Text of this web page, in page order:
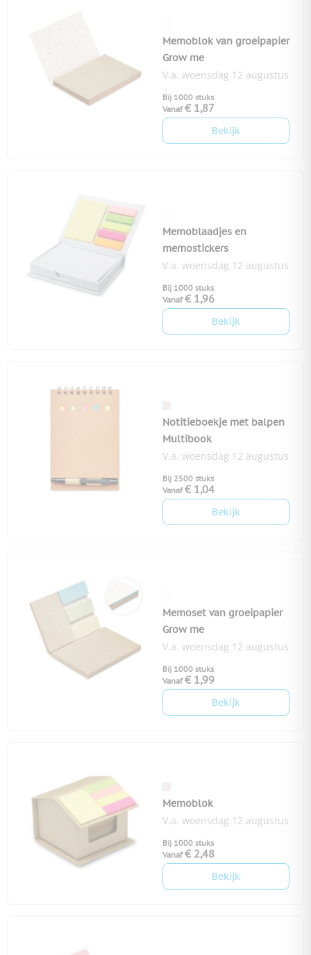
Memoblok van groeipapier
Grow me
V.a. woensdag 12 augustus
Bij 1000 stuks
Vanaf € 1,87
Bekijk
Memoblaadjes en
memostickers
V.a. woensdag 12 augustus
Bij 1000 stuks
Vanaf € 1,96
Bekijk
Notitieboekje met balpen
Multibook
V.a. woensdag 12 augustus
Bij 2500 stuks
Vanaf € 1,04
Bekijk
Memoset van groeipapier
Grow me
V.a. woensdag 12 augustus
Bij 1000 stuks
Vanaf € 1,99
Bekijk
Memoblok
V.a. woensdag 12 augustus
Bij 1000 stuks
Vanaf € 2,48
Bekijk